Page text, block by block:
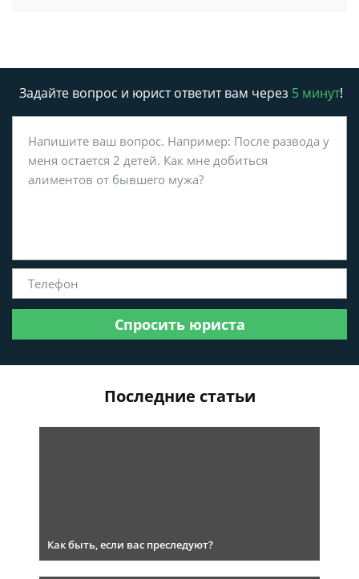
Задайте вопрос и юрист ответит вам через 5 минут!
Спросить юриста
Последние статьи
Как быть, если вас преследуют?